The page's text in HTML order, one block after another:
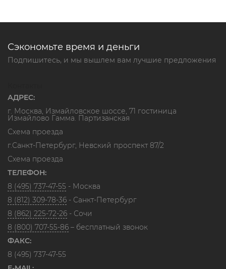
Сэкономьте время и деньги
Подпишитесь, и мы вышлем вам лучшие предложения
АДРЕС:
г. Москва, Измайловское шоссе, 71 гостиница
Измайлово Гамма. Партизанская
Схема проезда
г.Санкт-Петербург, Невский проспект 87/2
Схема проезда
ТЕЛЕФОН:
8 (495) 737-47-55 - Москва
8 (812) 309-78-36 - Санкт-Петербург
8 (862) 225-72-26 - Сочи
8 (800) 707-55-86 – бесплатный звонок
ФАКС:
8 (495) 737-47-55